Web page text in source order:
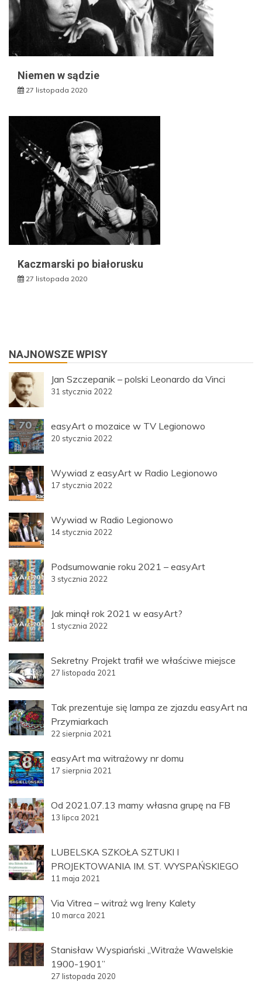
Niemen w sądzie
27 listopada 2020
Kaczmarski po białorusku
27 listopada 2020
NAJNOWSZE WPISY
Jan Szczepanik – polski Leonardo da Vinci
31 stycznia 2022
easyArt o mozaice w TV Legionowo
20 stycznia 2022
Wywiad z easyArt w Radio Legionowo
17 stycznia 2022
Wywiad w Radio Legionowo
14 stycznia 2022
Podsumowanie roku 2021 – easyArt
3 stycznia 2022
Jak minął rok 2021 w easyArt?
1 stycznia 2022
Sekretny Projekt trafił we właściwe miejsce
27 listopada 2021
Tak prezentuje się lampa ze zjazdu easyArt na
Przymiarkach
22 sierpnia 2021
easyArt ma witrażowy nr domu
17 sierpnia 2021
Od 2021.07.13 mamy własna grupę na FB
13 lipca 2021
LUBELSKA SZKOŁA SZTUKI I
PROJEKTOWANIA IM. ST. WYSPAŃSKIEGO
11 maja 2021
Via Vitrea – witraż wg Ireny Kalety
10 marca 2021
Stanisław Wyspiański „Witraże Wawelskie
1900-1901”
27 listopada 2020